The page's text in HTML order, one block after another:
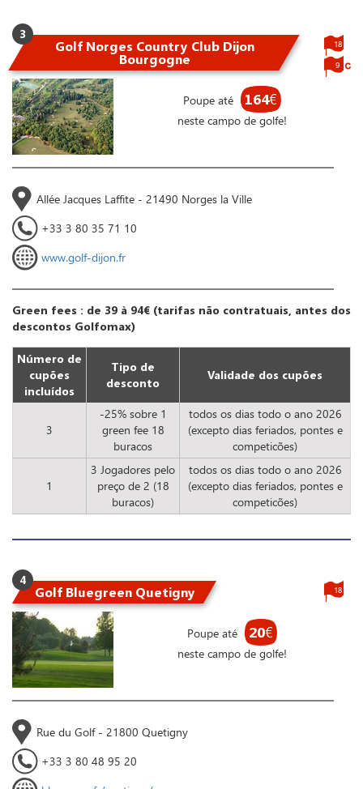
3
Golf Norges Country Club Dijon
Bourgogne
Poupe até 164€
neste campo de golfe!
18
9
Allée Jacques Laffite - 21490 Norges la Ville
+33 3 80 35 71 10
www.golf-dijon.fr
Green fees : de 39 à 94€ (tarifas não contratuais, antes dos
descontos Golfomax)
Número de
cupões
incluídos
Tipo de
desconto
Validade dos cupões
3
-25% sobre 1
green fee 18
buracos
todos os dias todo o ano 2026
(excepto dias feriados, pontes e
competicões)
1
3 Jogadores pelo
preço de 2 (18
buracos)
todos os dias todo o ano 2026
(excepto dias feriados, pontes e
competicões)
4
Golf Bluegreen Quetigny
Poupe até 20€
neste campo de golfe!
18
Rue du Golf - 21800 Quetigny
+33 3 80 48 95 20